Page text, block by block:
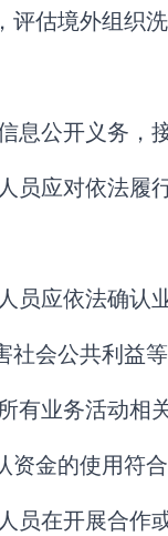
评估境外组织
息公开义务，
员应对依法履
员应依法确认
社会公共利益
有业务活动相
资金的使用符
员在开展合作